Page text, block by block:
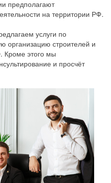
предполагают
на территории РФ.
услуги по
организацию строителей и
Кроме этого мы
и просчёт